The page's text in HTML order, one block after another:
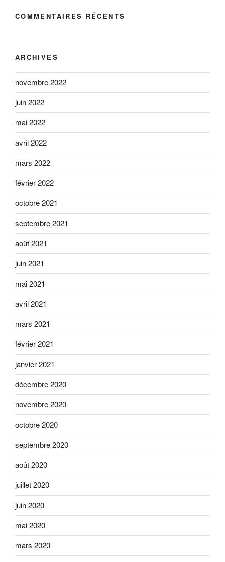
COMMENTAIRES RÉCENTS
ARCHIVES
novembre 2022
juin 2022
mai 2022
avril 2022
mars 2022
février 2022
octobre 2021
septembre 2021
août 2021
juin 2021
mai 2021
avril 2021
mars 2021
février 2021
janvier 2021
décembre 2020
novembre 2020
octobre 2020
septembre 2020
août 2020
juillet 2020
juin 2020
mai 2020
mars 2020